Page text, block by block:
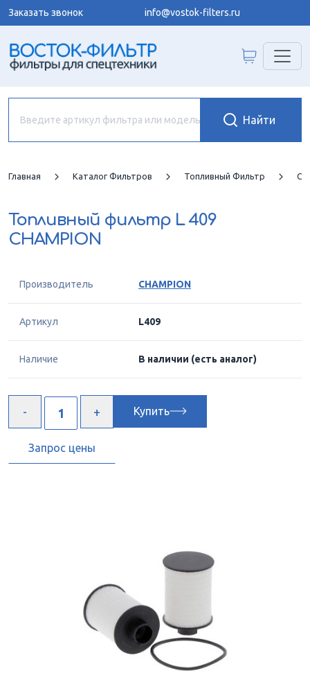
Заказать звонок info@vostok-filters.ru
Главная Каталог Фильтров Топливный Фильтр
Топливный фильтр L 409
CHAMPION
Производитель CHAMPION
Артикул L409
Наличие В наличии (есть аналог)
Купить
Запрос цены